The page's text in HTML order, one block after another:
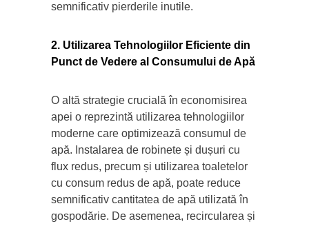
semnificativ pierderile inutile.
2. Utilizarea Tehnologiilor Eficiente din
Punct de Vedere al Consumului de Apă
O altă strategie crucială în economisirea
apei o reprezintă utilizarea tehnologiilor
moderne care optimizează consumul de
apă. Instalarea de robinete și dușuri cu
flux redus, precum și utilizarea toaletelor
cu consum redus de apă, poate reduce
semnificativ cantitatea de apă utilizată în
gospodărie. De asemenea, recircularea și